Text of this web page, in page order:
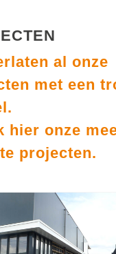
al onze
met een
hier onze
projecten.